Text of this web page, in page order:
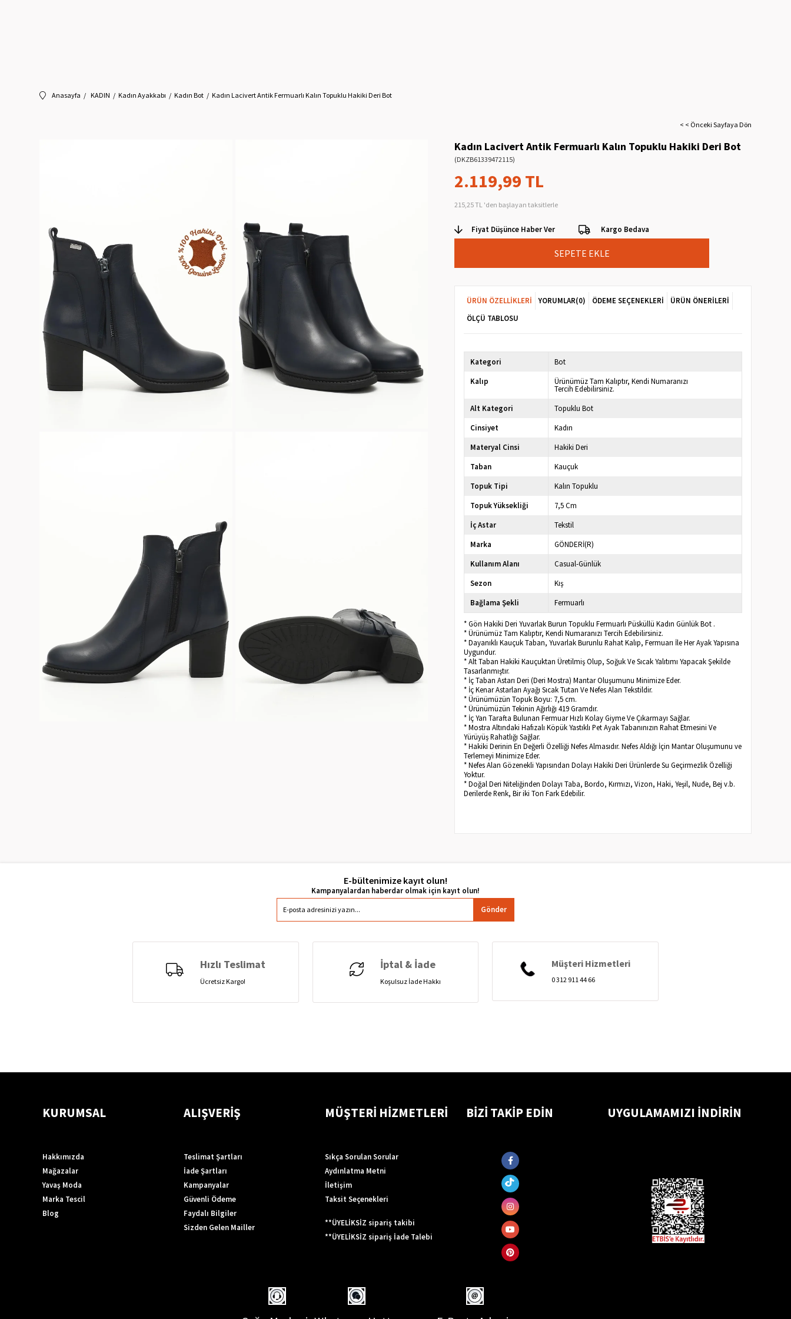
Anasayfa KADIN Kadın Ayakkabı Kadın Bot Kadın Lacivert Antik Fermuarlı Kalın Topuklu Hakiki Deri Bot
< < Önceki Sayfaya Dön
Kadın Lacivert Antik Fermuarlı Kalın Topuklu Hakiki Deri Bot
(DKZB61339472115)
2.119,99 TL
215,25 TL 'den başlayan taksitlerle
Fiyat Düşünce Haber Ver Kargo Bedava
ÜRÜN ÖZELLIKLERI YORUMLAR(0) ÖDEME SEÇENEKLERI
ÜRÜN ÖNERILERI
ÖLÇÜ TABLOSU
Kategori
Bot
Kalıp
Ürünümüz Tam Kalıptır, Kendi Numaranızı
Tercih Edebilirsiniz.
Alt Kategori
Topuklu Bot
Cinsiyet
Kadın
Materyal Cinsi
Hakiki Deri
Taban
Kauçuk
Topuk Tipi
Kalın Topuklu
Topuk Yüksekliği
7,5 Cm
İç Astar
Tekstil
Marka
GÖNDERİ(R)
Kullanım Alanı
Casual-Günlük
Sezon
Kış
Bağlama Şekli
Fermuarlı
* Gön Hakiki Deri Yuvarlak Burun Topuklu Fermuarlı Püsküllü Kadın Günlük Bot .
* Ürünümüz Tam Kalıptır, Kendi Numaranızı Tercih Edebilirsiniz.
* Dayanıklı Kauçuk Taban, Yuvarlak Burunlu Rahat Kalıp, Fermuarı İle Her Ayak Yapısına
Uygundur.
* Alt Taban Hakiki Kauçuktan Üretilmiş Olup, Soğuk Ve Sıcak Yalıtımı Yapacak Şekilde
Tasarlanmıştır.
* İç Taban Astarı Deri (Deri Mostra) Mantar Oluşumunu Minimize Eder.
* İç Kenar Astarları Ayağı Sıcak Tutan Ve Nefes Alan Tekstildir.
* Ürünümüzün Topuk Boyu: 7,5 cm.
* Ürünümüzün Tekinin Ağırlığı 419 Gramdır.
* İç Yan Tarafta Bulunan Fermuar Hızlı Kolay Giyme Ve Çıkarmayı Sağlar.
* Mostra Altındaki Hafızalı Köpük Yastıklı Pet Ayak Tabanınızın Rahat Etmesini Ve
Yürüyüş Rahatlığı Sağlar.
* Hakiki Derinin En Değerli Özelliği Nefes Almasıdır. Nefes Aldığı İçin Mantar Oluşumunu ve
Terlemeyi Minimize Eder.
* Nefes Alan Gözenekli Yapısından Dolayı Hakiki Deri Ürünlerde Su Geçirmezlik Özelliği
Yoktur.
* Doğal Deri Niteliğinden Dolayı Taba, Bordo, Kırmızı, Vizon, Haki, Yeşil, Nude, Bej v.b.
Derilerde Renk, Bir iki Ton Fark Edebilir.
E-bültenimize kayıt olun!
Gönder
Hızlı Teslimat
Ücretsiz Kargo!
İptal & İade
Koşulsuz İade Hakkı
Müşteri Hizmetleri
0 312 911 44 66
KURUMSAL
Hakkımızda
Mağazalar
Yavaş Moda
Marka Tescil
Blog
ALIŞVERİŞ
Teslimat Şartları
İade Şartları
Kampanyalar
Güvenli Ödeme
Faydalı Bilgiler
Sizden Gelen Mailler
MÜŞTERİ HİZMETLERİ
Sıkça Sorulan Sorular
Aydınlatma Metni
İletişim
Taksit Seçenekleri
**ÜYELİKSİZ sipariş takibi
**ÜYELİKSİZ sipariş İade Talebi
BİZİ TAKİP EDİN UYGULAMAMIZI İNDİRİN